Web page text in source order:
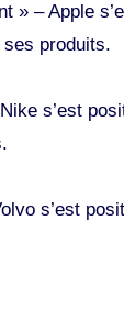
» – Apple
produits.
s’est
s’est